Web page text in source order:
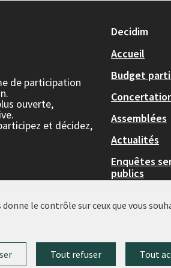
de participation
ouverte,
et décidez,
Decidim
Accueil
Budget
Assemblées
Actualités
Enquêtes
publics
le contrôle sur ceux que vous
Tout
Tout refuser